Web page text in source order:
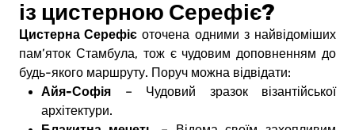
із цистерною Серефіє?
Цистерна Серефіє оточена одними з найвідоміших
пам’яток Стамбула, тож є чудовим доповненням до
будь-якого маршруту. Поруч можна відвідати:
Айя-Софія – Чудовий зразок візантійської
архітектури.